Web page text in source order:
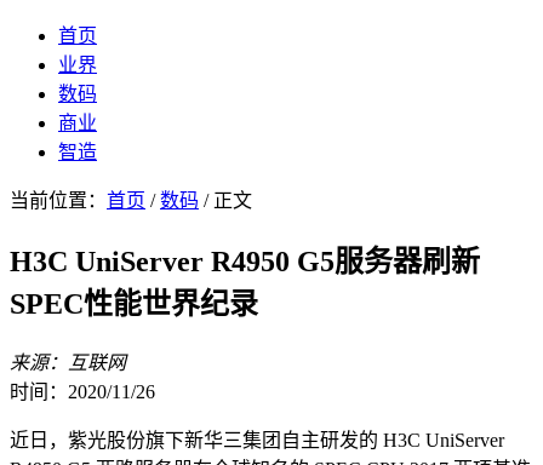
首页
业界
数码
商业
智造
当前位置： 首页 /数码 / 正文
H3C UniServer R4950 G5服务器刷新
SPEC性能世界纪录
来源：互联网
时间：2020/11/26
近日，紫光股份旗下新华三集团自主研发的 H3C UniServer